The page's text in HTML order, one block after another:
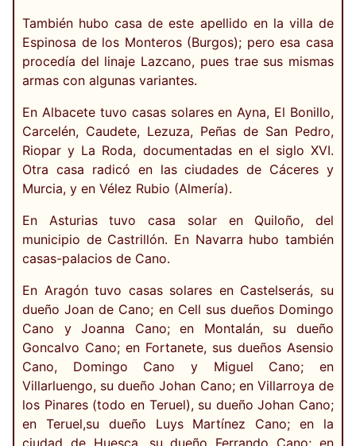
También hubo casa de este apellido en la villa de
Espinosa de los Monteros (Burgos); pero esa casa
procedía del linaje Lazcano, pues trae sus mismas
armas con algunas variantes.
En Albacete tuvo casas solares en Ayna, El Bonillo,
Carcelén, Caudete, Lezuza, Peñas de San Pedro,
Riopar y La Roda, documentadas en el siglo XVI.
Otra casa radicó en las ciudades de Cáceres y
Murcia, y en Vélez Rubio (Almería).
En Asturias tuvo casa solar en Quiloño, del
municipio de Castrillón. En Navarra hubo también
casas-palacios de Cano.
En Aragón tuvo casas solares en Castelserás, su
dueño Joan de Cano; en Cell sus dueños Domingo
Cano y Joanna Cano; en Montalán, su dueño
Goncalvo Cano; en Fortanete, sus dueños Asensio
Cano, Domingo Cano y Miguel Cano; en
Villarluengo, su dueño Johan Cano; en Villarroya de
los Pinares (todo en Teruel), su dueño Johan Cano;
en Teruel,su dueño Luys Martínez Cano; en la
ciudad de Huesca, su dueño Ferrando Cano; en